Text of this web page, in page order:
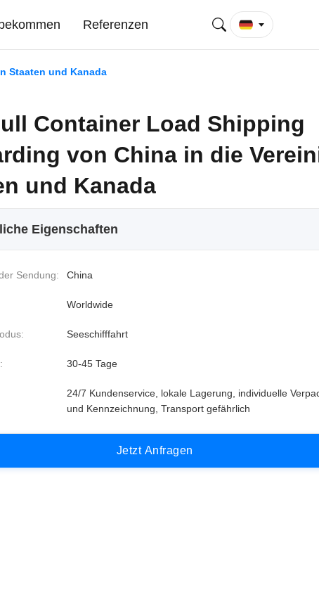
Referenzen
Staaten und Kanada
Container Load Shipping
von China in die
und Kanada
Eigenschaften
Sendung: China
Worldwide
Seeschifffahrt
30-45 Tage
24/7 Kundenservice, lokale Lagerung, individuelle
und Kennzeichnung, Transport gefährlich
Jetzt Anfragen